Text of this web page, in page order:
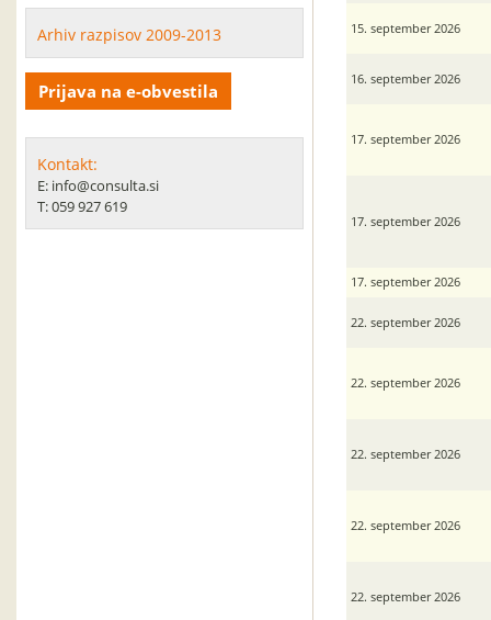
Arhiv razpisov 2009-2013
Prijava na e-obvestila
Kontakt:
E: info@consulta.si
T: 059 927 619
15. september 2026
16. september 2026
17. september 2026
17. september 2026
17. september 2026
22. september 2026
22. september 2026
22. september 2026
22. september 2026
22. september 2026